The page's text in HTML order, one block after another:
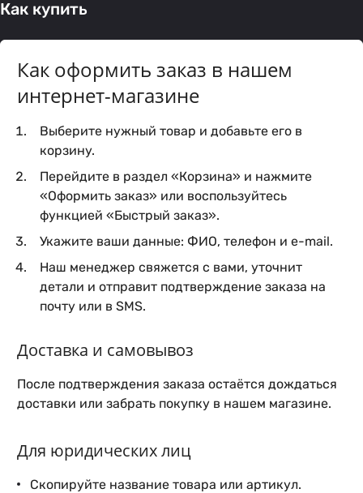
Как купить
Как оформить заказ в нашем
интернет-магазине
Выберите нужный товар и добавьте его в
корзину.
Перейдите в раздел «Корзина» и нажмите
«Оформить заказ» или воспользуйтесь
функцией «Быстрый заказ».
Укажите ваши данные: ФИО, телефон и e-mail.
Наш менеджер свяжется с вами, уточнит
детали и отправит подтверждение заказа на
почту или в SMS.
Доставка и самовывоз
После подтверждения заказа остаётся дождаться
доставки или забрать покупку в нашем магазине.
Для юридических лиц
Скопируйте название товара или артикул.